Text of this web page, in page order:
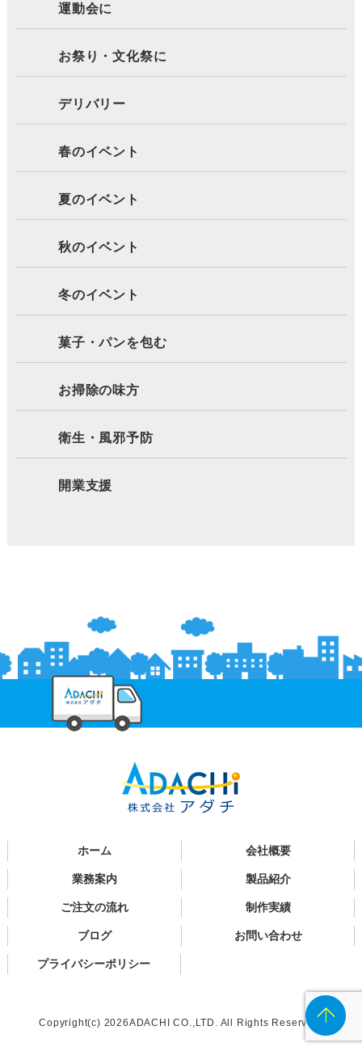
運動会に
お祭り・文化祭に
デリバリー
春のイベント
夏のイベント
秋のイベント
冬のイベント
菓子・パンを包む
お掃除の味方
衛生・風邪予防
開業支援
ホーム 会社概要
業務案内 製品紹介
ご注文の流れ 制作実績
ブログ お問い合わせ
プライバシーポリシー
Copyright(c) 2026ADACHI CO.,LTD. All Rights Reserved.